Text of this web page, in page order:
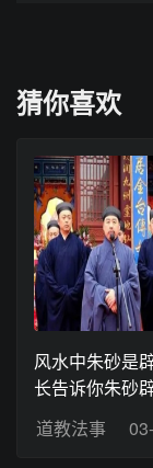
猜你喜欢
风水中朱砂是
长告诉你朱砂
道教法事